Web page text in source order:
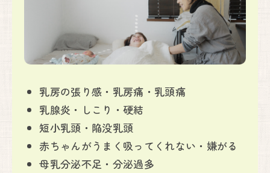
乳房の張り感・乳房痛・乳頭痛
乳腺炎・しこり・硬結
短小乳頭・陥没乳頭
赤ちゃんがうまく吸ってくれない・嫌がる
母乳分泌不足・分泌過多